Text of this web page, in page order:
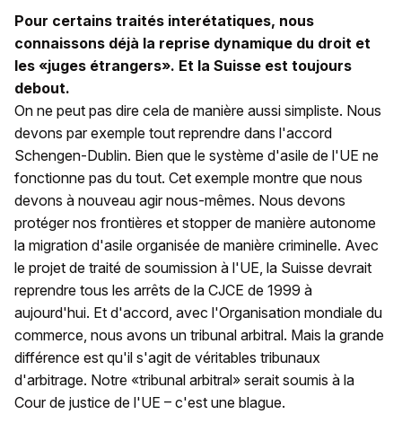
Pour certains traités interétatiques, nous
connaissons déjà la reprise dynamique du droit et
les «juges étrangers». Et la Suisse est toujours
debout.
On ne peut pas dire cela de manière aussi simpliste. Nous
devons par exemple tout reprendre dans l'accord
Schengen-Dublin. Bien que le système d'asile de l'UE ne
fonctionne pas du tout. Cet exemple montre que nous
devons à nouveau agir nous-mêmes. Nous devons
protéger nos frontières et stopper de manière autonome
la migration d'asile organisée de manière criminelle. Avec
le projet de traité de soumission à l'UE, la Suisse devrait
reprendre tous les arrêts de la CJCE de 1999 à
aujourd'hui. Et d'accord, avec l'Organisation mondiale du
commerce, nous avons un tribunal arbitral. Mais la grande
différence est qu'il s'agit de véritables tribunaux
d'arbitrage. Notre «tribunal arbitral» serait soumis à la
Cour de justice de l'UE – c'est une blague.